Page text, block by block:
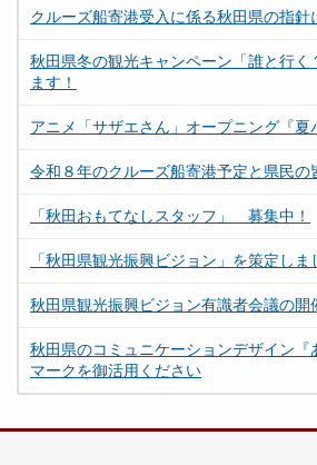
クルーズ船寄港受入に係る秋田県の指針
秋田県冬の観光キャンペーン「誰と行く
ます！
アニメ「サザエさん」オープニング『夏
令和８年のクルーズ船寄港予定と県民の
「秋田おもてなしスタッフ」 募集中！
「秋田県観光振興ビジョン」を策定しま
秋田県観光振興ビジョン有識者会議の開
秋田県のコミュニケーションデザイン『
マークを御活用ください